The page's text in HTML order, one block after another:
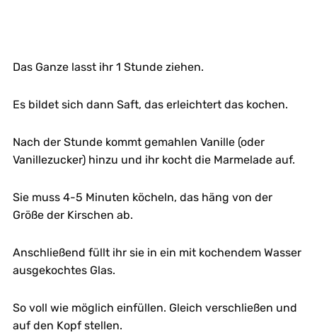
Das Ganze lasst ihr 1 Stunde ziehen.
Es bildet sich dann Saft, das erleichtert das kochen.
Nach der Stunde kommt gemahlen Vanille (oder
Vanillezucker) hinzu und ihr kocht die Marmelade auf.
Sie muss 4-5 Minuten köcheln, das häng von der
Größe der Kirschen ab.
Anschließend füllt ihr sie in ein mit kochendem Wasser
ausgekochtes Glas.
So voll wie möglich einfüllen. Gleich verschließen und
auf den Kopf stellen.